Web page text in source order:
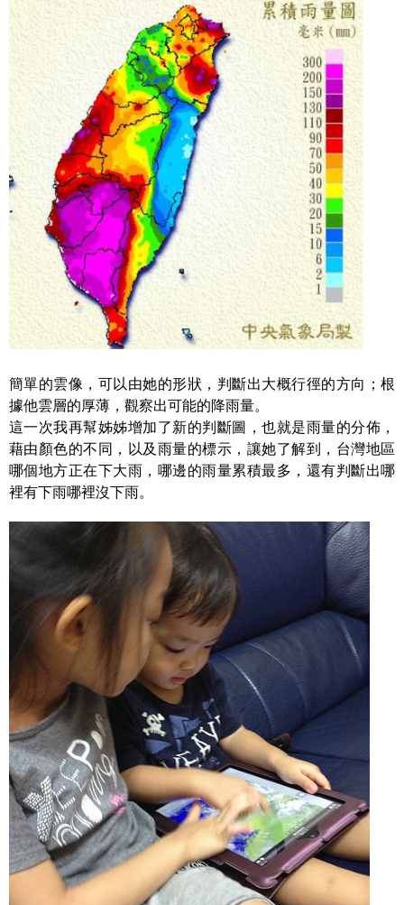
簡單的雲像，可以由她的形狀，判斷出大概行徑的方向；根
據他雲層的厚薄，觀察出可能的降雨量。
這一次我再幫姊姊增加了新的判斷圖，也就是雨量的分佈，
藉由顏色的不同，以及雨量的標示，讓她了解到，台灣地區
哪個地方正在下大雨，哪邊的雨量累積最多，還有判斷出哪
裡有下雨哪裡沒下雨。